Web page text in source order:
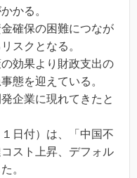
かる。
確保の困難につなが
スクとなる。
効果より財政支出の
態を迎えている。
企業に現れてきたと
日付）は、「中国不
スト上昇、デフォル
。